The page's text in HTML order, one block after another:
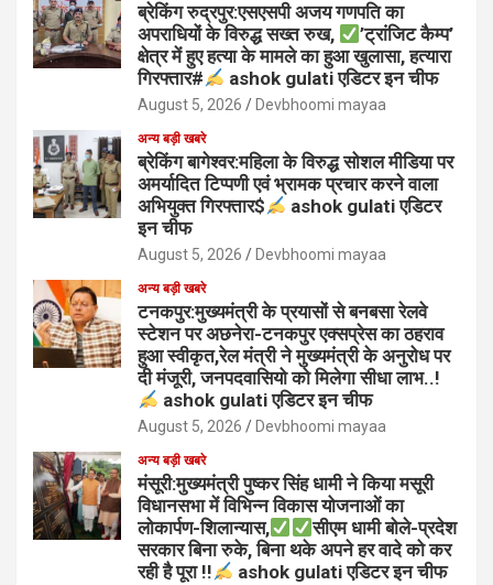
ब्रेकिंग रुद्रपुर:एसएसपी अजय गणपति का
अपराधियों के विरुद्ध सख्त रुख,
’ट्रांजिट कैम्प’
क्षेत्र में हुए हत्या के मामले का हुआ खुलासा, हत्यारा
गिरफ्तार#
ashok gulati एडिटर इन चीफ
August 5, 2026 Devbhoomi mayaa
अन्य बड़ी खबरे
ब्रेकिंग बागेश्वर:महिला के विरुद्ध सोशल मीडिया पर
अमर्यादित टिप्पणी एवं भ्रामक प्रचार करने वाला
अभियुक्त गिरफ्तार$
ashok gulati एडिटर
इन चीफ
August 5, 2026 Devbhoomi mayaa
अन्य बड़ी खबरे
टनकपुर:मुख्यमंत्री के प्रयासों से बनबसा रेलवे
स्टेशन पर अछनेरा-टनकपुर एक्सप्रेस का ठहराव
हुआ स्वीकृत,रेल मंत्री ने मुख्यमंत्री के अनुरोध पर
दी मंजूरी, जनपदवासियो को मिलेगा सीधा लाभ..!
ashok gulati एडिटर इन चीफ
August 5, 2026 Devbhoomi mayaa
अन्य बड़ी खबरे
मंसूरी:मुख्यमंत्री पुष्कर सिंह धामी ने किया मसूरी
विधानसभा में विभिन्न विकास योजनाओं का
लोकार्पण-शिलान्यास,
सीएम धामी बोले-प्रदेश
सरकार बिना रुके, बिना थके अपने हर वादे को कर
रही है पूरा !!
ashok gulati एडिटर इन चीफ